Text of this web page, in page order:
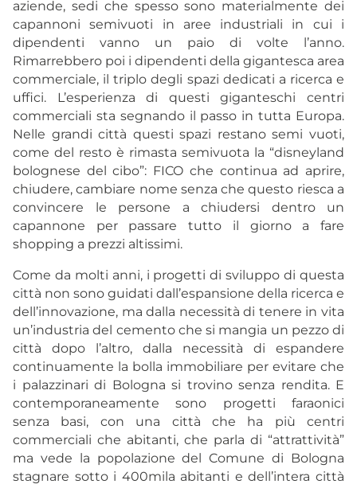
aziende, sedi che spesso sono materialmente dei
capannoni semivuoti in aree industriali in cui i
dipendenti vanno un paio di volte l’anno.
Rimarrebbero poi i dipendenti della gigantesca area
commerciale, il triplo degli spazi dedicati a ricerca e
uffici. L’esperienza di questi giganteschi centri
commerciali sta segnando il passo in tutta Europa.
Nelle grandi città questi spazi restano semi vuoti,
come del resto è rimasta semivuota la “disneyland
bolognese del cibo”: FICO che continua ad aprire,
chiudere, cambiare nome senza che questo riesca a
convincere le persone a chiudersi dentro un
capannone per passare tutto il giorno a fare
shopping a prezzi altissimi.
Come da molti anni, i progetti di sviluppo di questa
città non sono guidati dall’espansione della ricerca e
dell’innovazione, ma dalla necessità di tenere in vita
un’industria del cemento che si mangia un pezzo di
città dopo l’altro, dalla necessità di espandere
continuamente la bolla immobiliare per evitare che
i palazzinari di Bologna si trovino senza rendita. E
contemporaneamente sono progetti faraonici
senza basi, con una città che ha più centri
commerciali che abitanti, che parla di “attrattività”
ma vede la popolazione del Comune di Bologna
stagnare sotto i 400mila abitanti e dell’intera città